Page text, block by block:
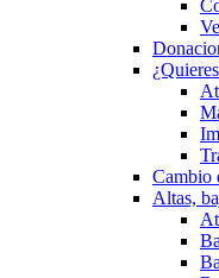
Cambio
Altas,